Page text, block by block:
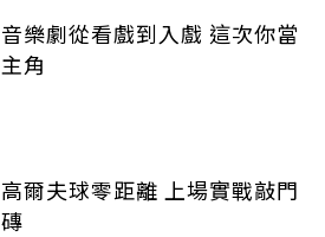
音樂劇從看戲到入戲 這次你當
主角
高爾夫球零距離 上場實戰敲門
磚